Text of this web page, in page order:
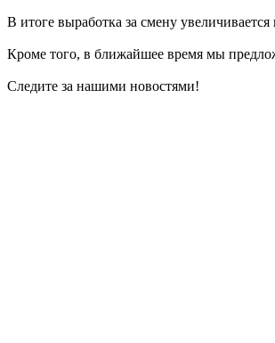
В итоге выработка за смену
Кроме того, в ближайшее время мы
Следите за нашими новостями!